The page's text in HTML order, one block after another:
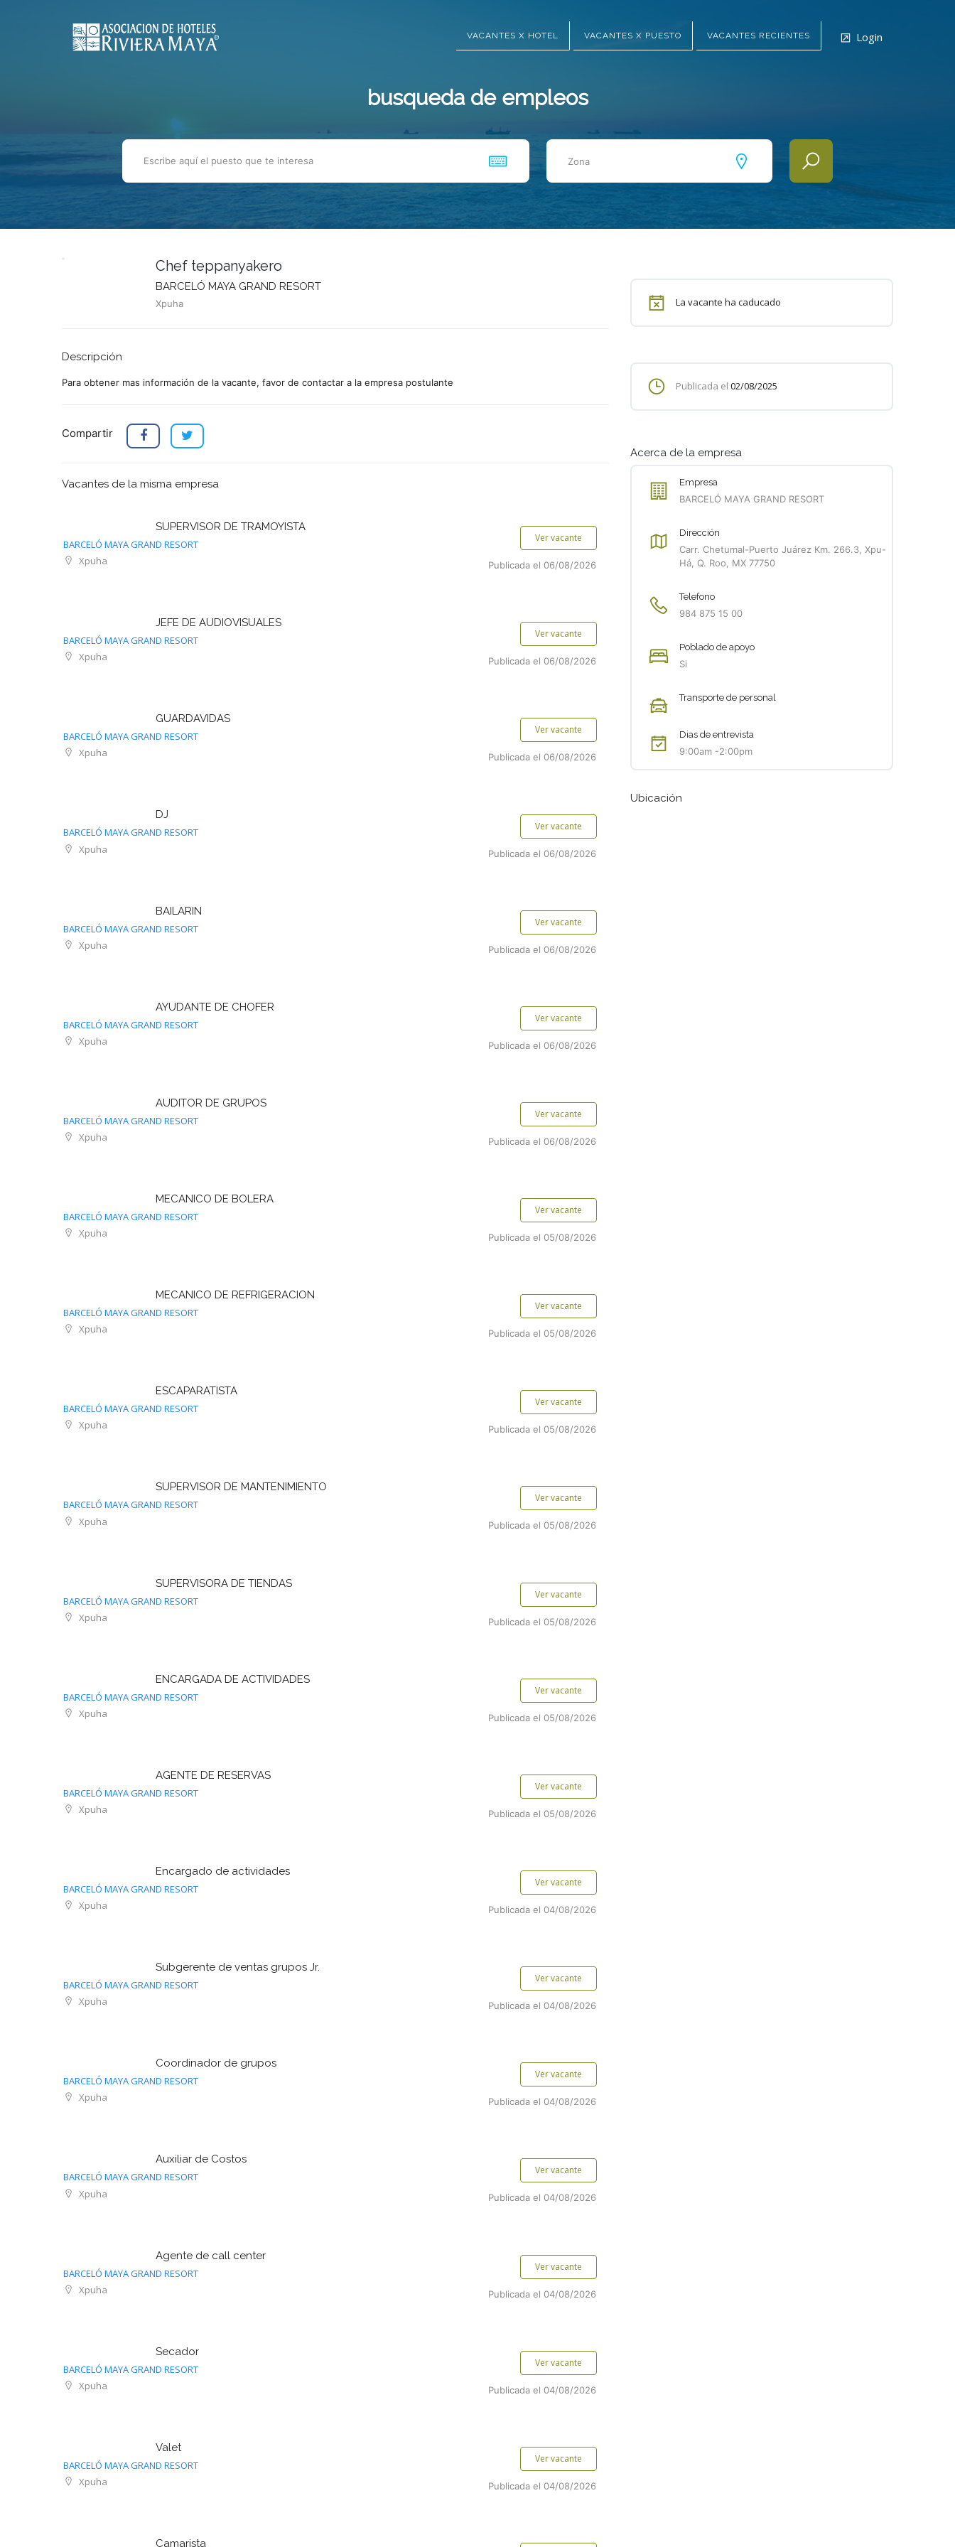
Login
VACANTES X HOTEL VACANTES X PUESTO VACANTES RECIENTES
busqueda de empleos
Zona
Chef teppanyakero
BARCELÓ MAYA GRAND RESORT
Xpuha
Descripción
Para obtener mas información de la vacante, favor de contactar a la empresa postulante
Compartir
Vacantes de la misma empresa
SUPERVISOR DE TRAMOYISTA
BARCELÓ MAYA GRAND RESORT
Xpuha
Ver vacante
Publicada el 06/08/2026
JEFE DE AUDIOVISUALES
BARCELÓ MAYA GRAND RESORT
Xpuha
Ver vacante
Publicada el 06/08/2026
GUARDAVIDAS
BARCELÓ MAYA GRAND RESORT
Xpuha
Ver vacante
Publicada el 06/08/2026
DJ
BARCELÓ MAYA GRAND RESORT
Xpuha
Ver vacante
Publicada el 06/08/2026
BAILARIN
BARCELÓ MAYA GRAND RESORT
Xpuha
Ver vacante
Publicada el 06/08/2026
AYUDANTE DE CHOFER
BARCELÓ MAYA GRAND RESORT
Xpuha
Ver vacante
Publicada el 06/08/2026
AUDITOR DE GRUPOS
BARCELÓ MAYA GRAND RESORT
Xpuha
Ver vacante
Publicada el 06/08/2026
MECANICO DE BOLERA
BARCELÓ MAYA GRAND RESORT
Xpuha
Ver vacante
Publicada el 05/08/2026
MECANICO DE REFRIGERACION
BARCELÓ MAYA GRAND RESORT
Xpuha
Ver vacante
Publicada el 05/08/2026
ESCAPARATISTA
BARCELÓ MAYA GRAND RESORT
Xpuha
Ver vacante
Publicada el 05/08/2026
SUPERVISOR DE MANTENIMIENTO
BARCELÓ MAYA GRAND RESORT
Xpuha
Ver vacante
Publicada el 05/08/2026
SUPERVISORA DE TIENDAS
BARCELÓ MAYA GRAND RESORT
Xpuha
Ver vacante
Publicada el 05/08/2026
ENCARGADA DE ACTIVIDADES
BARCELÓ MAYA GRAND RESORT
Xpuha
Ver vacante
Publicada el 05/08/2026
AGENTE DE RESERVAS
BARCELÓ MAYA GRAND RESORT
Xpuha
Ver vacante
Publicada el 05/08/2026
Encargado de actividades
BARCELÓ MAYA GRAND RESORT
Xpuha
Ver vacante
Publicada el 04/08/2026
Subgerente de ventas grupos Jr.
BARCELÓ MAYA GRAND RESORT
Xpuha
Ver vacante
Publicada el 04/08/2026
Coordinador de grupos
BARCELÓ MAYA GRAND RESORT
Xpuha
Ver vacante
Publicada el 04/08/2026
Auxiliar de Costos
BARCELÓ MAYA GRAND RESORT
Xpuha
Ver vacante
Publicada el 04/08/2026
Agente de call center
BARCELÓ MAYA GRAND RESORT
Xpuha
Ver vacante
Publicada el 04/08/2026
Secador
BARCELÓ MAYA GRAND RESORT
Xpuha
Ver vacante
Publicada el 04/08/2026
Valet
BARCELÓ MAYA GRAND RESORT
Xpuha
Ver vacante
Publicada el 04/08/2026
Camarista
La vacante ha caducado
Publicada el 02/08/2025
Acerca de la empresa
Empresa
BARCELÓ MAYA GRAND RESORT
Dirección
Carr. Chetumal-Puerto Juárez Km. 266.3, Xpu-
Há, Q. Roo, MX 77750
Telefono
984 875 15 00
Poblado de apoyo
Si
Transporte de personal
Dias de entrevista
9:00am -2:00pm
Ubicación